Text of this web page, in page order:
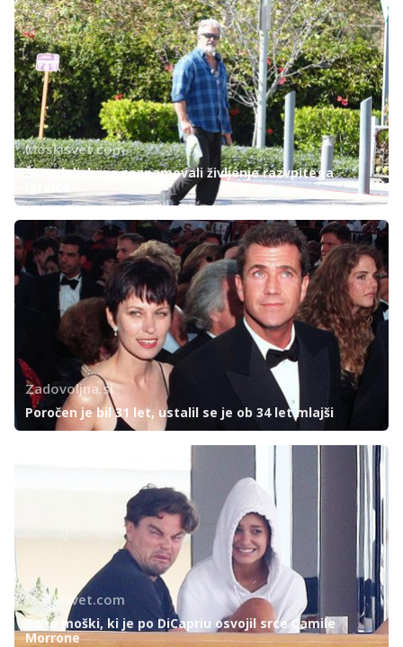
Moskisvet.com
Škandali, ki so zaznamovali življenje razvpitega
Zadovoljna.si
Poročen je bil 31 let, ustalil se je ob 34 let mlajši
Moskisvet.com
To je moški, ki je po DiCapriu osvojil srce Camile
Morrone